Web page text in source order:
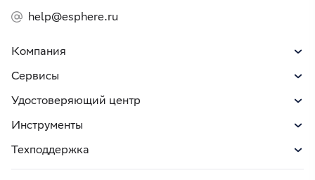
Компания
Сервисы
Удостоверяющий центр
Инструменты
Техподдержка
help@esphere.ru